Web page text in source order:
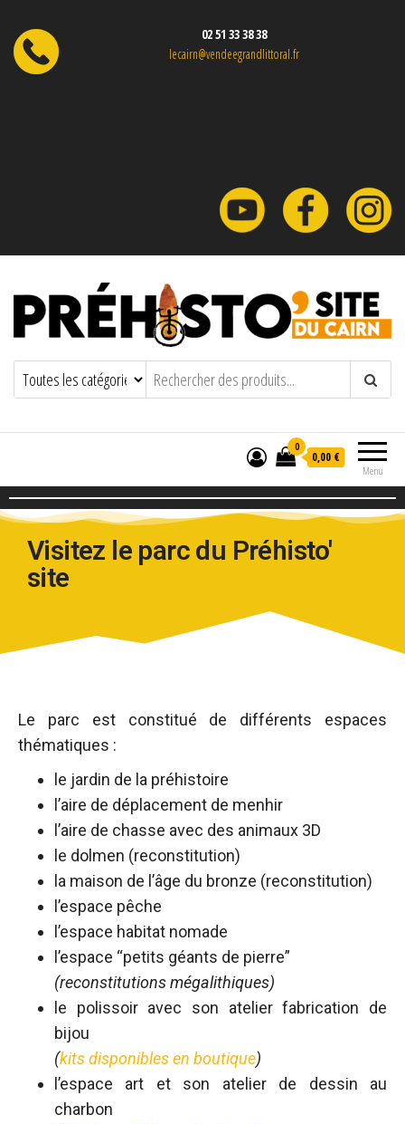
02 51 33 38 38
lecairn@vendeegrandlittoral.fr
Préhisto'site du CAIRNParc à thème sur la Préhistoire en
Vendée.
Menu
0
0,00 €
Visitez le parc du Préhisto'
site
Le parc est constitué de différents espaces
thématiques :
le jardin de la préhistoire
l’aire de déplacement de menhir
l’aire de chasse avec des animaux 3D
le dolmen (reconstitution)
la maison de l’âge du bronze (reconstitution)
l’espace pêche
l’espace habitat nomade
l’espace “petits géants de pierre”
(reconstitutions mégalithiques)
le polissoir avec son atelier fabrication de
bijou
(kits disponibles en boutique)
l’espace art et son atelier de dessin au
charbon